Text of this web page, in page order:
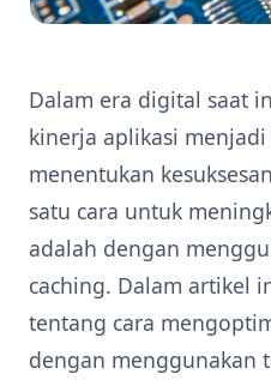
Dalam era digital saat
kinerja aplikasi
menentukan
satu cara untuk
adalah dengan
caching. Dalam artikel
tentang cara
dengan menggunakan